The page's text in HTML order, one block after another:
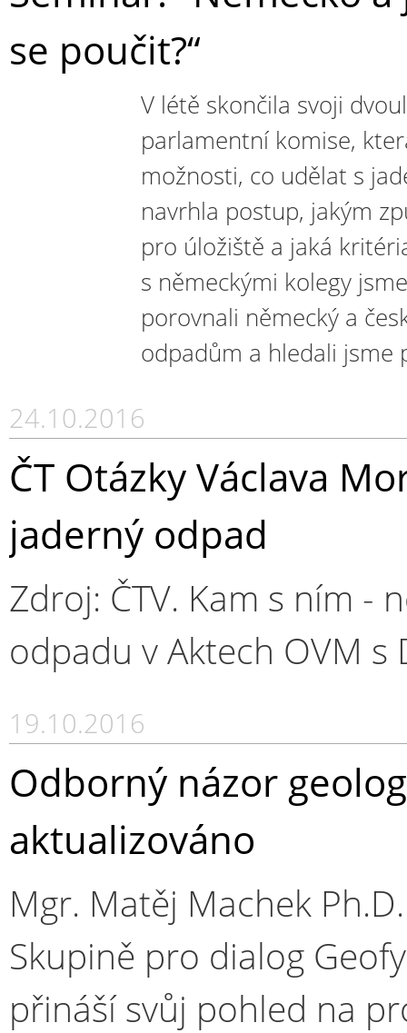
se poučit?“
V létě skončila svoji
parlamentní komise,
možnosti, co udělat s
navrhla postup, jakým
pro úložiště a jaká
s německými kolegy
porovnali německý a
odpadům a hledali jsme
24.10.2016
ČT Otázky Václava
jaderný odpad
Zdroj: ČTV. Kam s ním -
odpadu v Aktech OVM
19.10.2016
Odborný názor
aktualizováno
Mgr. Matěj Machek
Skupině pro dialog
přináší svůj pohled na